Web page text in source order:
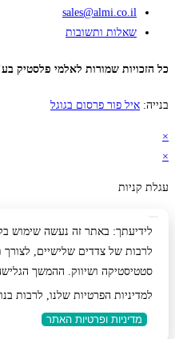
sales@almi.co.il
שאלות ותשובות
כל הזכויות שמורות לאלמי פלסטיק
בנייה: איל פור פרסום בגוגל
×
×
עגלת קניות
לרבות של צדדים שלישיים, לצורך
סטטיסטיקה ושיווק. ההמשך
למדיניות הפרטיות שלנו, לרבות
מדיניות ופרטיות האתר